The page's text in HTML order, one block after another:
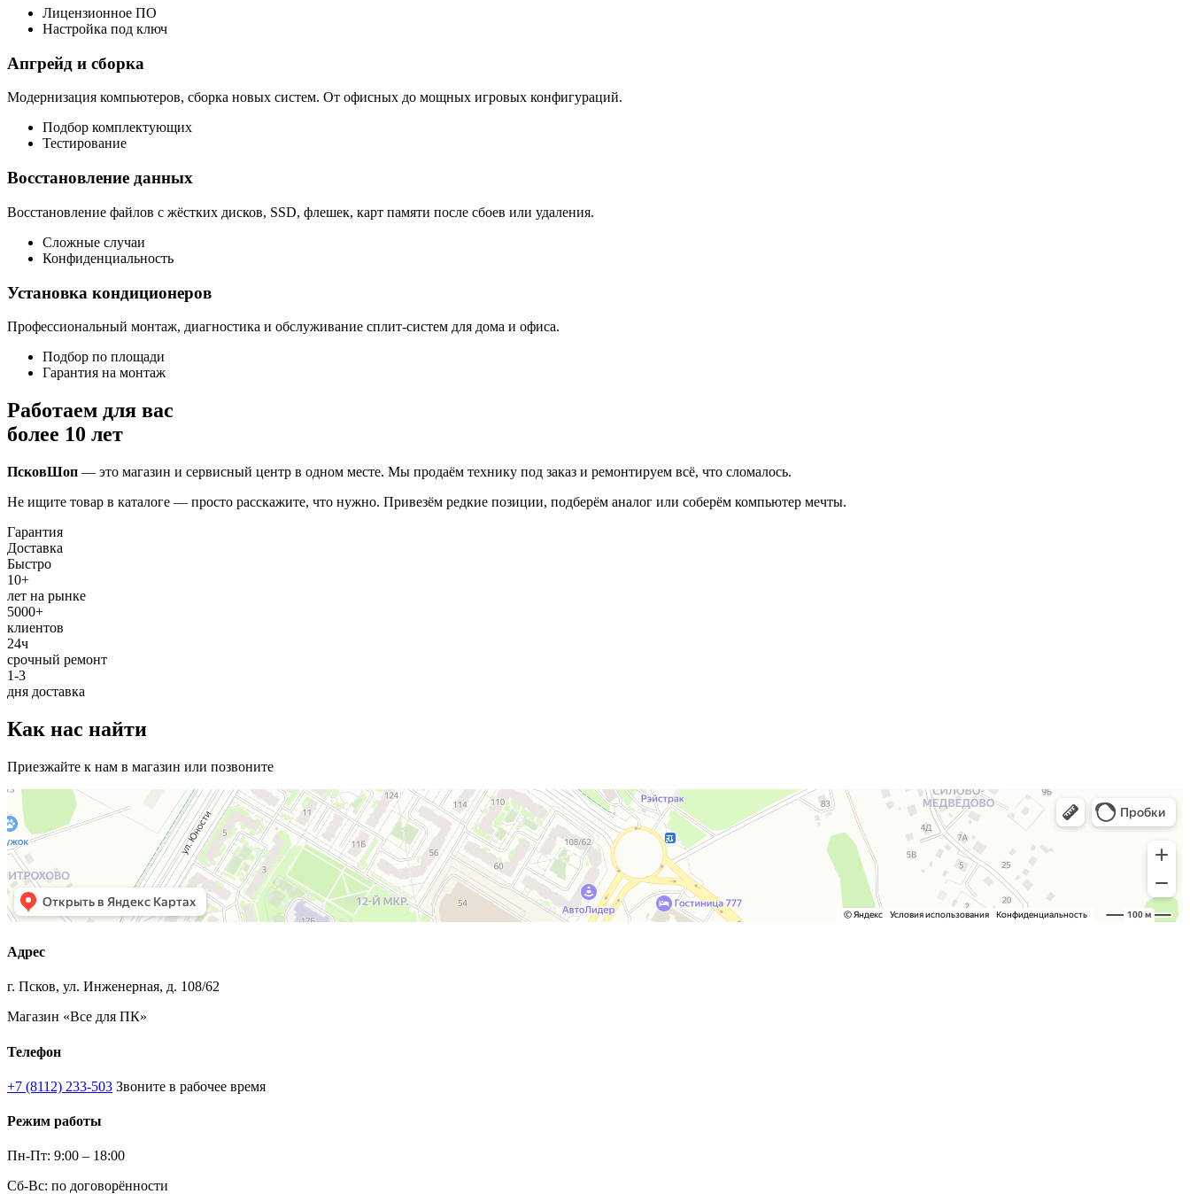
Лицензионное ПО
Настройка под ключ
Апгрейд и сборка
Модернизация компьютеров, сборка новых систем. От офисных до мощных игровых конфигураций.
Подбор комплектующих
Тестирование
Восстановление данных
Восстановление файлов с жёстких дисков, SSD, флешек, карт памяти после сбоев или удаления.
Сложные случаи
Конфиденциальность
Установка кондиционеров
Профессиональный монтаж, диагностика и обслуживание сплит-систем для дома и офиса.
Подбор по площади
Гарантия на монтаж
Работаем для вас
более 10 лет
ПсковШоп — это магазин и сервисный центр в одном месте. Мы продаём технику под заказ и ремонтируем всё, что сломалось.
Не ищите товар в каталоге — просто расскажите, что нужно. Привезём редкие позиции, подберём аналог или соберём компьютер мечты.
Гарантия
Доставка
Быстро
10+
лет на рынке
5000+
клиентов
24ч
срочный ремонт
1-3
дня доставка
Как нас найти
Приезжайте к нам в магазин или позвоните
Адрес
г. Псков, ул. Инженерная, д. 108/62
Магазин «Все для ПК»
Телефон
+7 (8112) 233-503 Звоните в рабочее время
Режим работы
Пн-Пт: 9:00 – 18:00
Сб-Вс: по договорённости